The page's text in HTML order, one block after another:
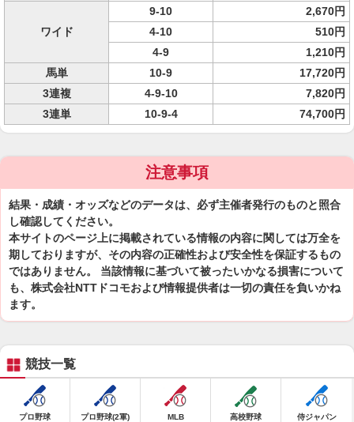
ワイド
9-10
2,670円
4-10
510円
4-9
1,210円
馬単
10-9
17,720円
3連複
4-9-10
7,820円
3連単
10-9-4 74,700円
注意事項
結果・成績・オッズなどのデータは、必ず主催者発行のものと照合
し確認してください。
本サイトのページ上に掲載されている情報の内容に関しては万全を
期しておりますが、その内容の正確性および安全性を保証するもの
ではありません。 当該情報に基づいて被ったいかなる損害について
も、株式会社NTTドコモおよび情報提供者は一切の責任を負いかね
ます。
競技一覧
プロ野球 プロ野球(2軍) MLB 高校野球 侍ジャパン